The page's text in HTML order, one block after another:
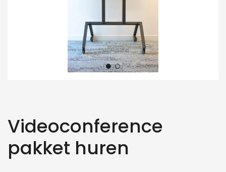
Videoconference
pakket huren